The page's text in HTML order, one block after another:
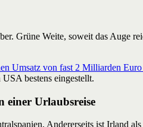
Grüne Weite, soweit das Auge
Umsatz von fast 2 Milliarden Euro
bestens eingestellt.
einer Urlaubsreise
Andererseits ist Irland